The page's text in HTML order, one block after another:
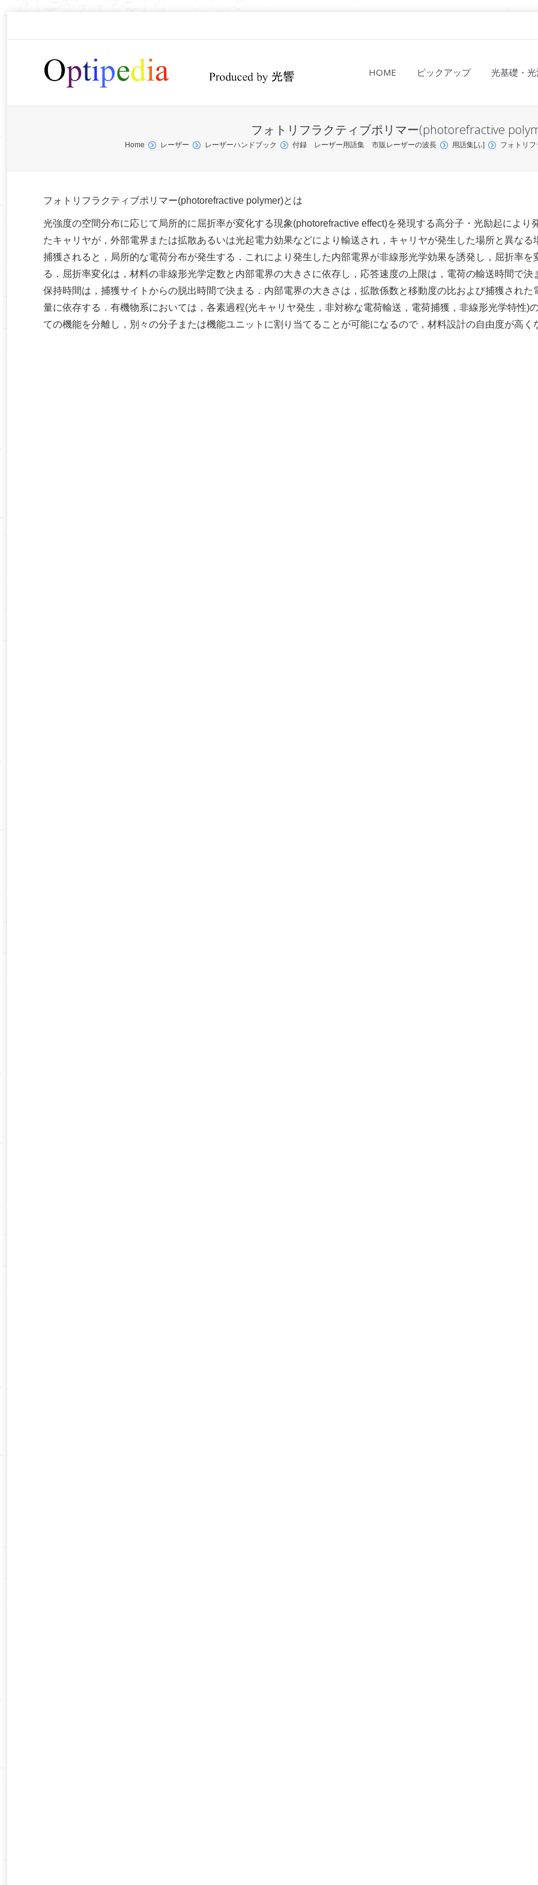
HOME ピックアップ 光基礎・
フォトリフラクティブポリマー(photorefractive
Home レーザー レーザーハンドブック 付録 レーザー用語集 市販レーザーの波長 用語集[ふ] フォトリ
フォトリフラクティブポリマー(photorefractive polymer)とは
光強度の空間分布に応じて局所的に屈折率が変化する現象(photorefractive effect)を発現する高分子・光励起により
たキャリヤが，外部電界または拡散あるいは光起電力効果などにより輸送され，キャリヤが発生した場所と異なる
捕獲されると，局所的な電荷分布が発生する．これにより発生した内部電界が非線形光学効果を誘発し，屈折率を
る．屈折率変化は，材料の非線形光学定数と内部電界の大きさに依存し，応答速度の上限は，電荷の輸送時間で決
保持時間は，捕獲サイトからの脱出時間で決まる．内部電界の大きさは，拡散係数と移動度の比および捕獲された
量に依存する．有機物系においては，各素過程(光キャリヤ発生，非対称な電荷輸送，電荷捕獲，非線形光学特性)
ての機能を分離し，別々の分子または機能ユニットに割り当てることが可能になるので，材料設計の自由度が高く